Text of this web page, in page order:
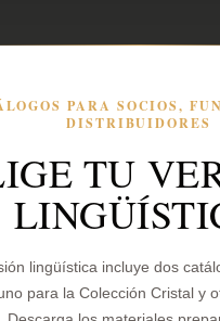
PARA SOCIOS,
DISTRIBUIDORES
TU
lingüística incluye dos
para la Colección Cristal y